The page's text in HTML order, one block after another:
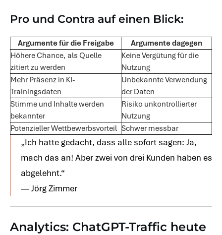
Pro und Contra auf einen Blick:
Argumente für die Freigabe
Argumente dagegen
Höhere Chance, als Quelle
zitiert zu werden
Keine Vergütung für die
Nutzung
Mehr Präsenz in KI-
Trainingsdaten
Unbekannte Verwendung
der Daten
Stimme und Inhalte werden
bekannter
Risiko unkontrollierter
Nutzung
Potenzieller Wettbewerbsvorteil Schwer messbar
„Ich hatte gedacht, dass alle sofort sagen: Ja,
mach das an! Aber zwei von drei Kunden haben es
abgelehnt.“
— Jörg Zimmer
Analytics: ChatGPT-Traffic heute